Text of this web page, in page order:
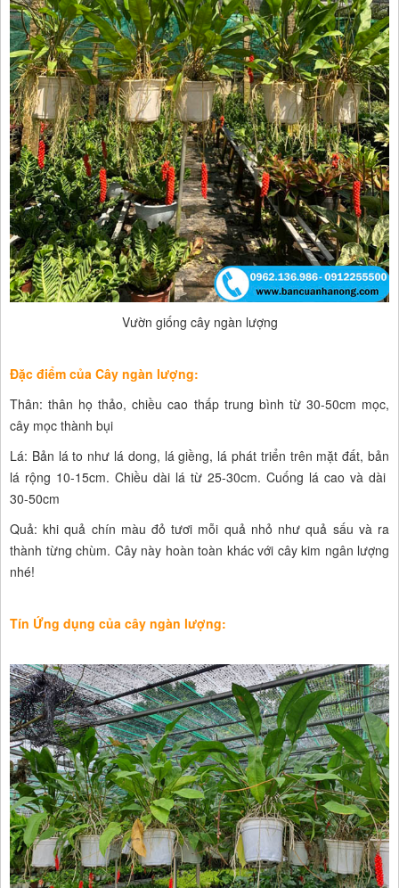
Vườn giống cây ngàn lượng
Đặc điểm của Cây ngàn lượng:
Thân: thân họ thảo, chiều cao thấp trung bình từ 30-50cm mọc,
cây mọc thành bụi
Lá: Bản lá to như lá dong, lá giềng, lá phát triển trên mặt đất, bản
lá rộng 10-15cm. Chiều dài lá từ 25-30cm. Cuống lá cao và dài
30-50cm
Quả: khi quả chín màu đỏ tươi mỗi quả nhỏ như quả sấu và ra
thành từng chùm. Cây này hoàn toàn khác với cây kim ngân lượng
nhé!
Tín Ứng dụng của cây ngàn lượng: